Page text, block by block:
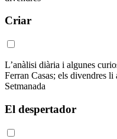
Criar
L’anàlisi diària i algunes
Ferran Casas; els divendres
Setmanada
El despertador